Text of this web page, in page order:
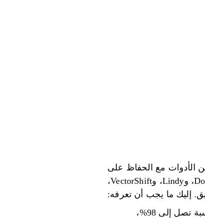
الأدوات مع الحفاظ على
التكاليف منخفضة وآمنة وسهلة النمو. يتناول هذا الدليل خمس منصات - Prompts.ai، وDomo، وLindy، وVectorShift،
Prompts.ai: يضع أكثر من 35 نموذجًا للذكاء الاصطناعي في مكان واحد، ويخفض التكاليف بنسبة تصل إلى 98%،